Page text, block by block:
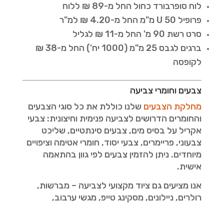
לוח סופרבורד כחול החל מ-89 ₪ ללוח
פרופיל U 50 מ"מ החל מ-4.20 ₪ למ"ר
סרט רשת 90 מ' החל מ-11 ₪ לגליל
ברגים לגבס 25 מ"מ (1000 יח') החל מ-38 ₪
לקופסה
צבעים וחומרי צביעה
מחלקת הצבעים שלנו כוללת את כל סוגי הצבעים
והחומרים הדרושים לצביעה פנימית וחיצונית: צבעי
אקריל על בסיס מים, צבעים סינתטיים, שליכט
צבעוני, פריימרים, צבעי יסוד, חומרי אטימה וציפויים
מיוחדים. ניתן להזמין צבעים לפי גוון בהתאמה
אישית.
אנו מציעים גם ציוד מקצועי לצביעה – מברשות,
רולרים, ניילונים, מסקינג טייפ, מגשי ערבוב,